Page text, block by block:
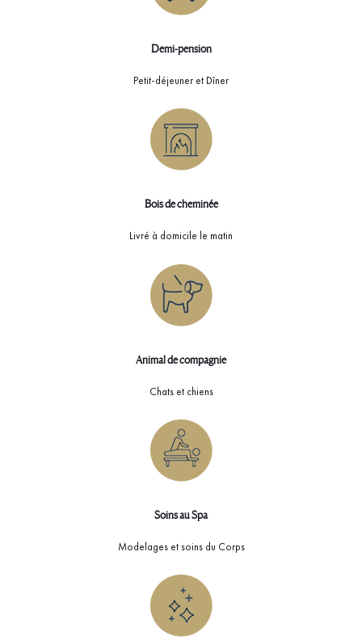
Demi-pension
Petit-déjeuner et Dîner
Bois de cheminée
Livré à domicile le matin
Animal de compagnie
Chats et chiens
Soins au Spa
Modelages et soins du Corps